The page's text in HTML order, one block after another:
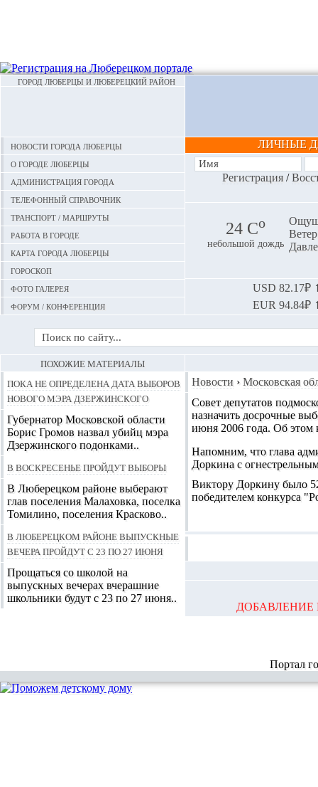
ГОРОД ЛЮБЕРЦЫ И ЛЮБЕРЕЦКИЙ РАЙОН
Новости города Люберцы
О городе Люберцы
Администрация города
Телефонный справочник
Транспорт / маршруты
Работа в городе
Карта города Люберцы
Гороскоп
Фото галерея
Форум / конференция
ЛИЧНЫЕ
Регистрация/
24 Сo
небольшой дождь
USD 82.17₽
EUR 94.84₽
Новости › Московская
Совет депутатов
назначить досрочные
июня 2006 года. Об этом
Напомним, что глава
Доркина с
Виктору Доркину было
победителем конкурса
ДОБАВЛЕНИЕ
ПОХОЖИЕ МАТЕРИАЛЫ
Пока не определена дата выборов
нового мэра Дзержинского
Губернатор Московской области
Борис Громов назвал убийц мэра
Дзержинского подонками..
В воскресенье пройдут выборы
В Люберецком районе выберают
глав поселения Малаховка, поселка
Томилино, поселения Красково..
В Люберецком районе выпускные
вечера пройдут с 23 по 27 июня
Прощаться со школой на
выпускных вечерах вчерашние
школьники будут с 23 по 27 июня..
Портал